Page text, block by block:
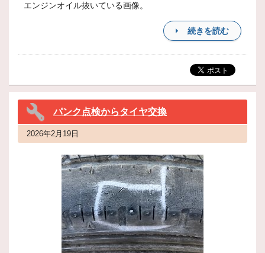
エンジンオイル抜いている画像。
続きを読む
パンク点検からタイヤ交換
2026年2月19日